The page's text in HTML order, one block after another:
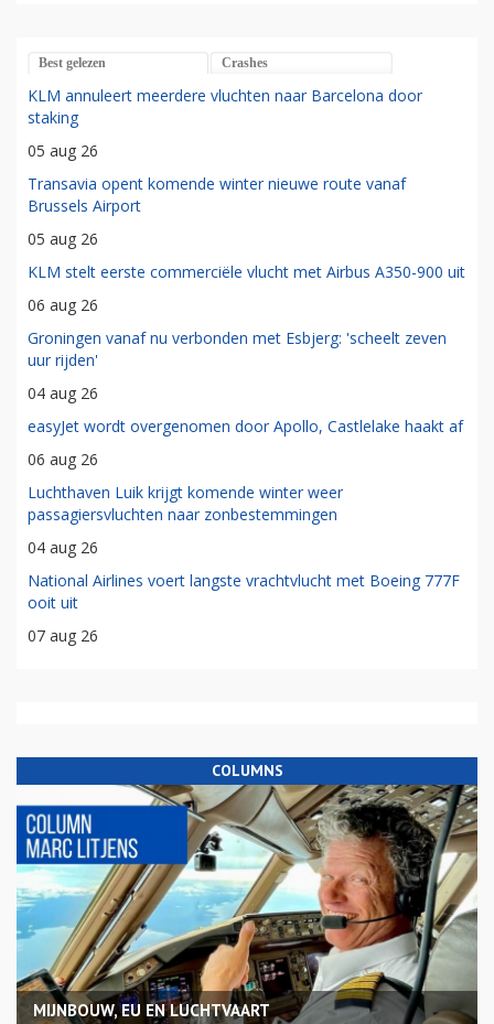
Best gelezen Crashes
KLM annuleert meerdere vluchten naar Barcelona door
staking
05 aug 26
Transavia opent komende winter nieuwe route vanaf
Brussels Airport
05 aug 26
KLM stelt eerste commerciële vlucht met Airbus A350-900 uit
06 aug 26
Groningen vanaf nu verbonden met Esbjerg: 'scheelt zeven
uur rijden'
04 aug 26
easyJet wordt overgenomen door Apollo, Castlelake haakt af
06 aug 26
Luchthaven Luik krijgt komende winter weer
passagiersvluchten naar zonbestemmingen
04 aug 26
National Airlines voert langste vrachtvlucht met Boeing 777F
ooit uit
07 aug 26
COLUMNS
MIJNBOUW, EU EN LUCHTVAART